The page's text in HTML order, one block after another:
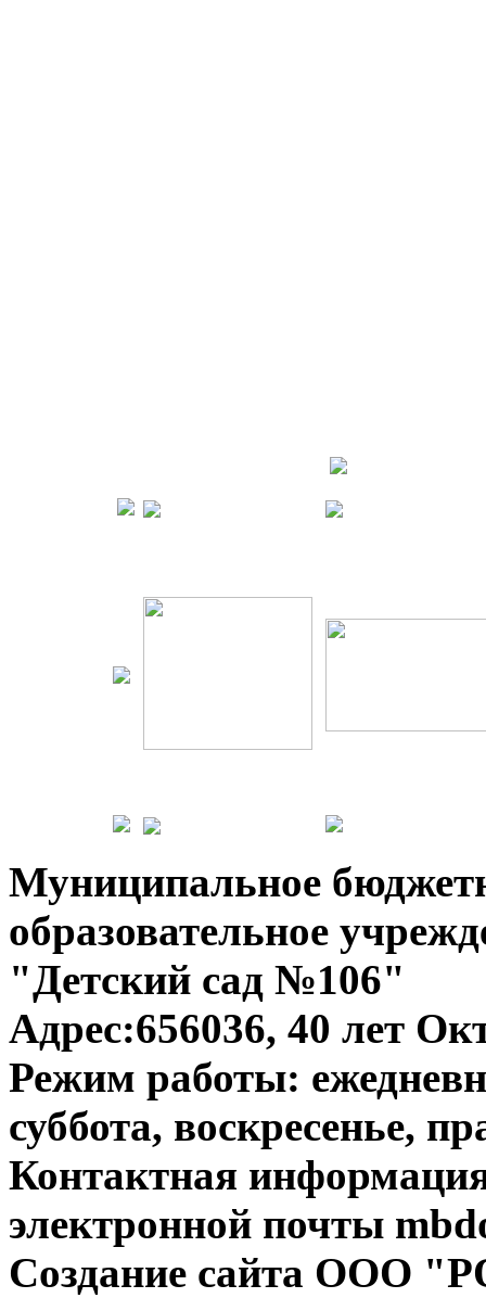
Муниципальное
образовательное
"Детский сад №106"
Адрес:656036, 40 лет
Режим работы:
суббота, воскресенье,
Контактная
электронной почты
Создание сайта ООО